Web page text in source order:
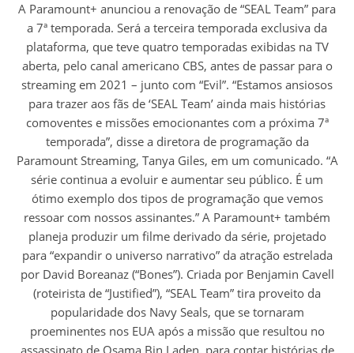
A Paramount+ anunciou a renovação de “SEAL Team” para
a 7ª temporada. Será a terceira temporada exclusiva da
plataforma, que teve quatro temporadas exibidas na TV
aberta, pelo canal americano CBS, antes de passar para o
streaming em 2021 – junto com “Evil”. “Estamos ansiosos
para trazer aos fãs de ‘SEAL Team’ ainda mais histórias
comoventes e missões emocionantes com a próxima 7ª
temporada”, disse a diretora de programação da
Paramount Streaming, Tanya Giles, em um comunicado. “A
série continua a evoluir e aumentar seu público. É um
ótimo exemplo dos tipos de programação que vemos
ressoar com nossos assinantes.” A Paramount+ também
planeja produzir um filme derivado da série, projetado
para “expandir o universo narrativo” da atração estrelada
por David Boreanaz (“Bones”). Criada por Benjamin Cavell
(roteirista de “Justified”), “SEAL Team” tira proveito da
popularidade dos Navy Seals, que se tornaram
proeminentes nos EUA após a missão que resultou no